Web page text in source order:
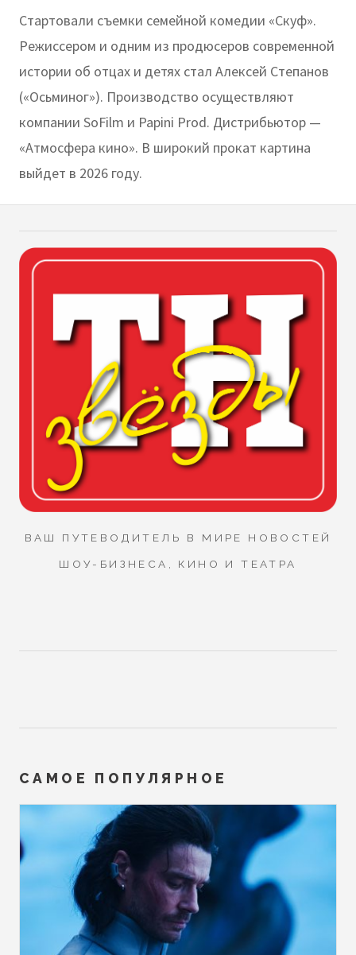
Стартовали съемки семейной комедии «Скуф».
Режиссером и одним из продюсеров современной
истории об отцах и детях стал Алексей Степанов
(«Осьминог»). Производство осуществляют
компании SoFilm и Papini Prod. Дистрибьютор —
«Атмосфера кино». В широкий прокат картина
выйдет в 2026 году.
ВАШ ПУТЕВОДИТЕЛЬ В МИРЕ НОВОСТЕЙ
ШОУ-БИЗНЕСА, КИНО И ТЕАТРА
САМОЕ ПОПУЛЯРНОЕ